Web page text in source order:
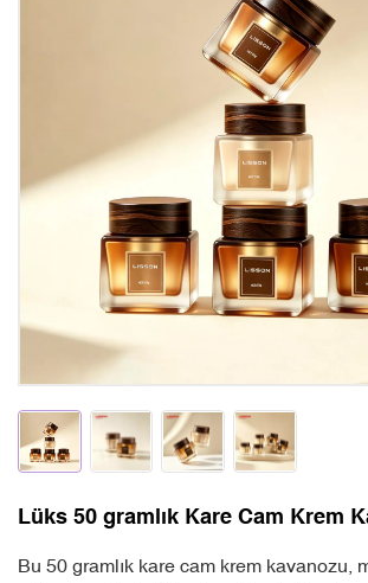
Lüks 50 gramlık Kare Cam Krem
Bu 50 gramlık kare cam krem ​​kavanozu,